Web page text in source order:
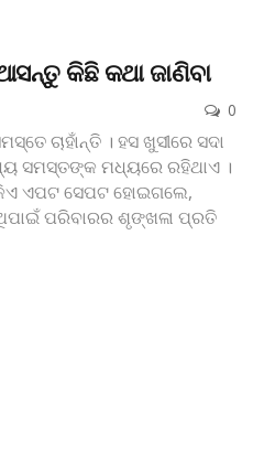
କିଛି କଥା ଜାଣିବା
0
ଚାହାଁନ୍ତି । ହସ ଖୁସୀରେ ସଦା
ସମସ୍ତଙ୍କ ମଧ୍ୟରେ ରହିଥାଏ ।
ଏପଟ ସେପଟ ହୋଇଗଲେ,
ପରିବାରର ଶୃଙ୍ଖଳା ପ୍ରତି